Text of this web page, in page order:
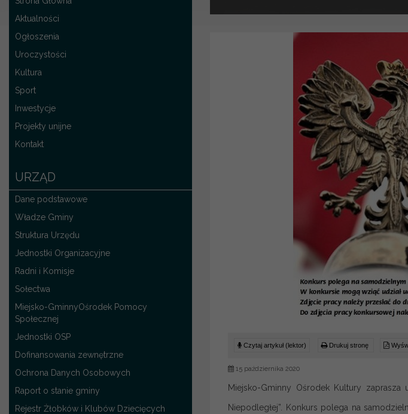
Aktualności
Ogłoszenia
Uroczystości
Kultura
Sport
Inwestycje
Projekty unijne
Kontakt
URZĄD
Dane podstawowe
Władze Gminy
Struktura Urzędu
Jednostki Organizacyjne
Radni i Komisje
Sołectwa
Miejsko-GminnyOśrodek Pomocy
Społecznej
Jednostki OSP
Dofinansowania zewnętrzne
Ochrona Danych Osobowych
Raport o stanie gminy
Rejestr Żłobków i Klubów Dziecięcych
Czytaj artykuł (lektor) Drukuj stronę
15 października 2020
Miejsko-Gminny Ośrodek Kultury
Niepodległej”. Konkurs polega na